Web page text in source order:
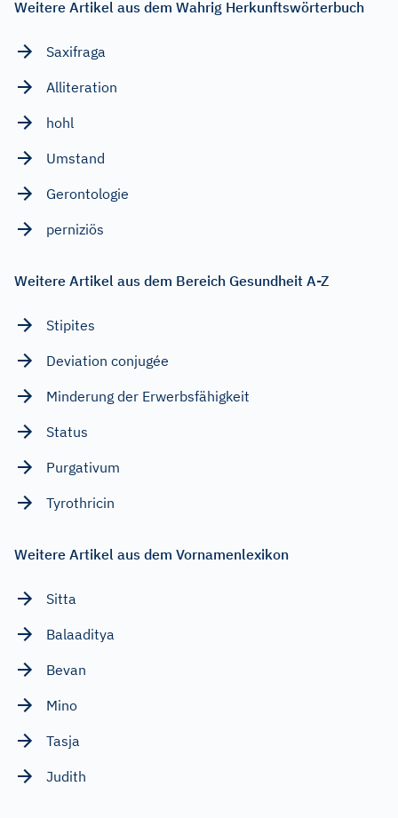
Weitere Artikel aus dem Wahrig Herkunftswörterbuch
Saxifraga
Alliteration
hohl
Umstand
Gerontologie
perniziös
Weitere Artikel aus dem Bereich Gesundheit A-Z
Stipites
Deviation conjugée
Minderung der Erwerbsfähigkeit
Status
Purgativum
Tyrothricin
Weitere Artikel aus dem Vornamenlexikon
Sitta
Balaaditya
Bevan
Mino
Tasja
Judith